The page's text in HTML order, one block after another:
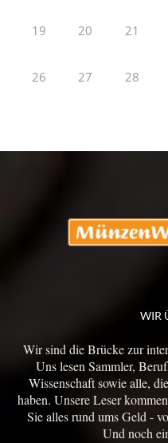
19 20 21
26 27 28
WIR
Wir sind die Brücke zur
Uns lesen Sammler,
Wissenschaft sowie alle,
haben. Unsere Leser
Sie alles rund ums Geld -
Und noch